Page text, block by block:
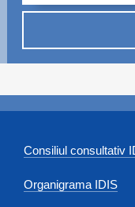
Consiliul consultativ
Organigrama IDIS